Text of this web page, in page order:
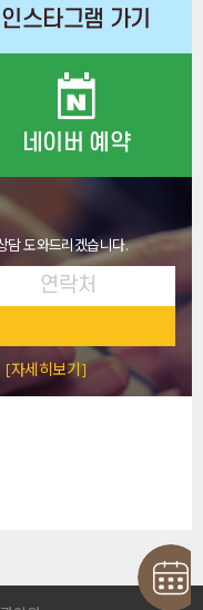
인스타그램 가기
네이버 예약
담 도와드리겠습니다.
[자세히보기]